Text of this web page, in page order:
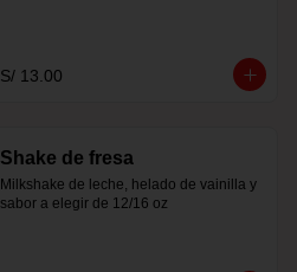
S/ 13.00
Shake de fresa
Milkshake de leche, helado de vainilla y
sabor a elegir de 12/16 oz